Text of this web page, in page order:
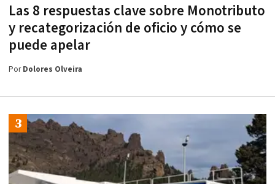
Las 8 respuestas clave sobre Monotributo
y recategorización de oficio y cómo se
puede apelar
PorDolores Olveira